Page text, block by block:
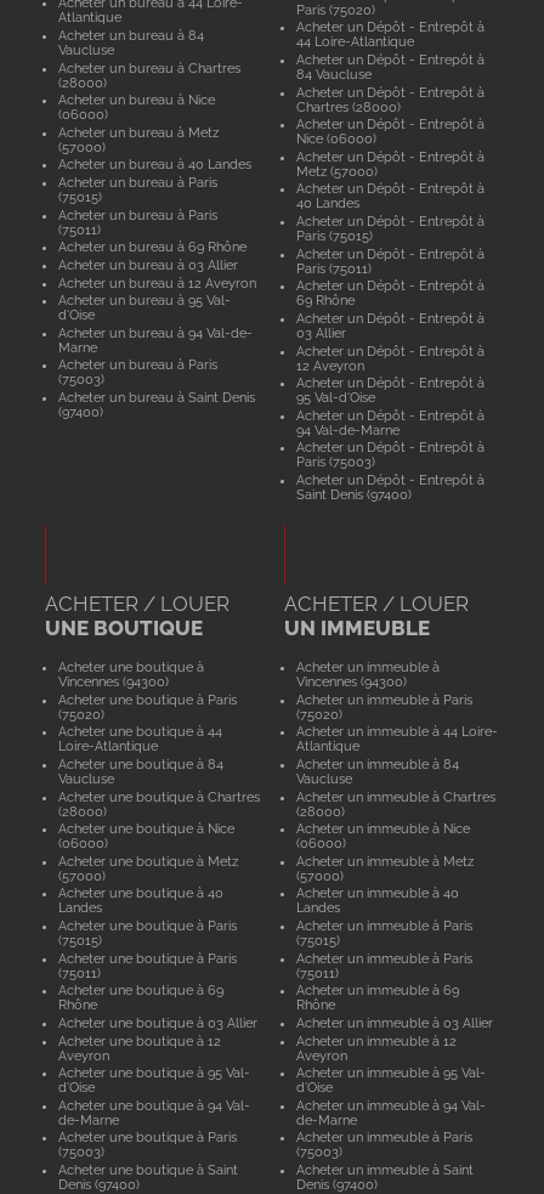
Atlantique
Acheter un bureau à 84
Vaucluse
Acheter un bureau à Chartres
(28000)
Acheter un bureau à Nice
(06000)
Acheter un bureau à Metz
(57000)
Acheter un bureau à 40 Landes
Acheter un bureau à Paris
(75015)
Acheter un bureau à Paris
(75011)
Acheter un bureau à 69 Rhône
Acheter un bureau à 03 Allier
Acheter un bureau à 12 Aveyron
Acheter un bureau à 95 Val-
d'Oise
Acheter un bureau à 94 Val-de-
Marne
Acheter un bureau à Paris
(75003)
Acheter un bureau à Saint Denis
(97400)
Paris (75020)
Acheter un Dépôt - Entrepôt à
44 Loire-Atlantique
Acheter un Dépôt - Entrepôt à
84 Vaucluse
Acheter un Dépôt - Entrepôt à
Chartres (28000)
Acheter un Dépôt - Entrepôt à
Nice (06000)
Acheter un Dépôt - Entrepôt à
Metz (57000)
Acheter un Dépôt - Entrepôt à
40 Landes
Acheter un Dépôt - Entrepôt à
Paris (75015)
Acheter un Dépôt - Entrepôt à
Paris (75011)
Acheter un Dépôt - Entrepôt à
69 Rhône
Acheter un Dépôt - Entrepôt à
03 Allier
Acheter un Dépôt - Entrepôt à
12 Aveyron
Acheter un Dépôt - Entrepôt à
95 Val-d'Oise
Acheter un Dépôt - Entrepôt à
94 Val-de-Marne
Acheter un Dépôt - Entrepôt à
Paris (75003)
Acheter un Dépôt - Entrepôt à
Saint Denis (97400)
ACHETER / LOUER
UNE BOUTIQUE
Acheter une boutique à
Vincennes (94300)
Acheter une boutique à Paris
(75020)
Acheter une boutique à 44
Loire-Atlantique
Acheter une boutique à 84
Vaucluse
Acheter une boutique à Chartres
(28000)
Acheter une boutique à Nice
(06000)
Acheter une boutique à Metz
(57000)
Acheter une boutique à 40
Landes
Acheter une boutique à Paris
(75015)
Acheter une boutique à Paris
(75011)
Acheter une boutique à 69
Rhône
Acheter une boutique à 03 Allier
Acheter une boutique à 12
Aveyron
Acheter une boutique à 95 Val-
d'Oise
Acheter une boutique à 94 Val-
de-Marne
Acheter une boutique à Paris
(75003)
Acheter une boutique à Saint
Denis (97400)
ACHETER / LOUER
UN IMMEUBLE
Acheter un immeuble à
Vincennes (94300)
Acheter un immeuble à Paris
(75020)
Acheter un immeuble à 44 Loire-
Atlantique
Acheter un immeuble à 84
Vaucluse
Acheter un immeuble à Chartres
(28000)
Acheter un immeuble à Nice
(06000)
Acheter un immeuble à Metz
(57000)
Acheter un immeuble à 40
Landes
Acheter un immeuble à Paris
(75015)
Acheter un immeuble à Paris
(75011)
Acheter un immeuble à 69
Rhône
Acheter un immeuble à 03 Allier
Acheter un immeuble à 12
Aveyron
Acheter un immeuble à 95 Val-
d'Oise
Acheter un immeuble à 94 Val-
de-Marne
Acheter un immeuble à Paris
(75003)
Acheter un immeuble à Saint
Denis (97400)